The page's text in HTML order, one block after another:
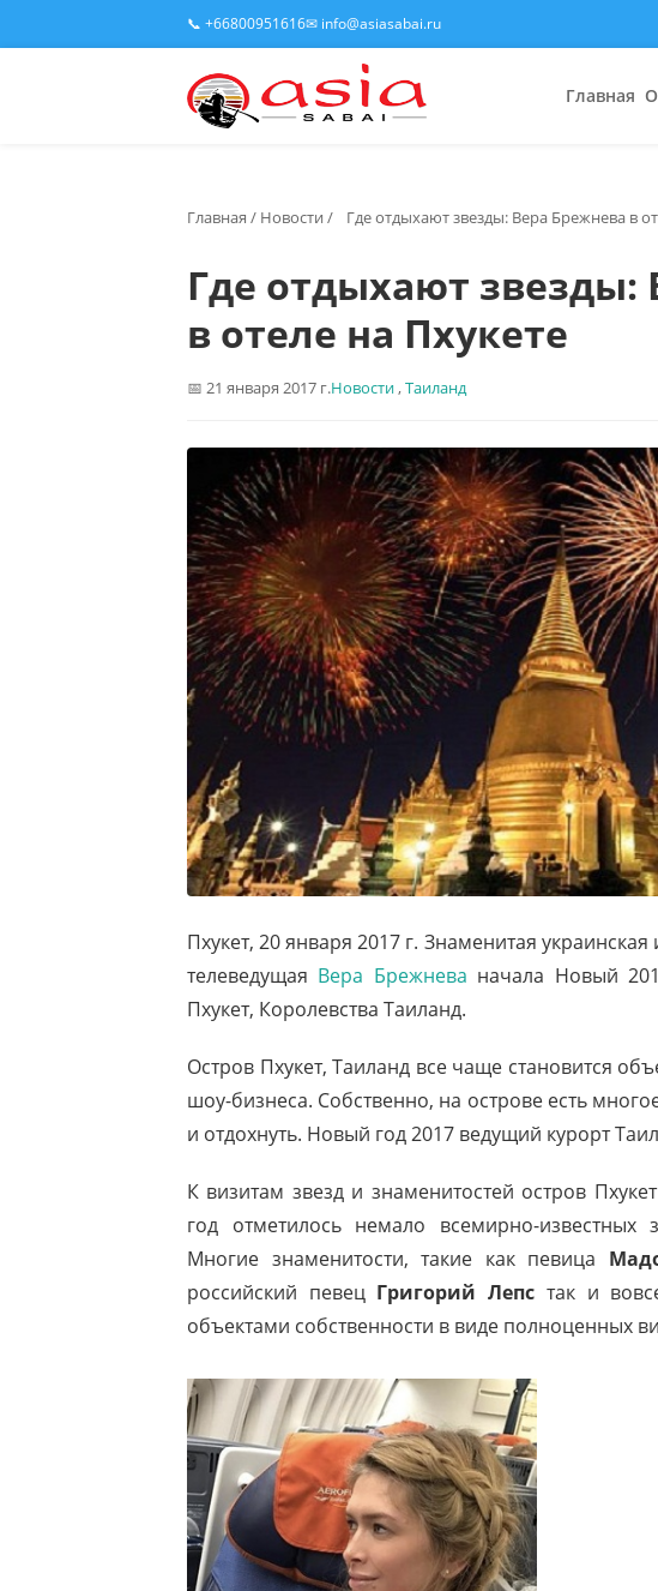
📞 +66800951616✉ info@asiasabai.ru
Главная
Главная / Новости / Где отдыхают звезды: Вера Брежнева в
Где отдыхают звезды:
в отеле на Пхукете
21 января 2017 г.Новости,Таиланд
Пхукет, 20 января 2017 г. Знаменитая
телеведущая Вера Брежнева начала Новый
Пхукет, Королевства Таиланд.
Остров Пхукет, Таиланд все чаще становится
шоу-бизнеса. Собственно, на острове есть
и отдохнуть. Новый год 2017 ведущий курорт
К визитам звезд и знаменитостей остров
год отметилось немало всемирно-известных
Многие знаменитости, такие как певица
российский певец Григорий Лепс так и
объектами собственности в виде полноценных